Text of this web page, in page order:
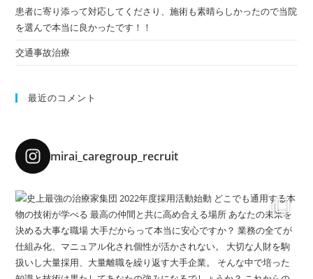
患者に寄り添って対応してくださり、施術も素晴らしかったので当院
を選んで本当に良かったです！！
交通事故治療
最近のコメント
mirai_caregroup_recruit